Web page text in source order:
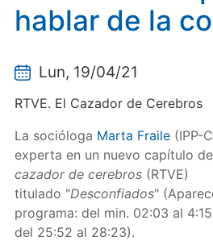
hablar de la
Lun, 19/04/21
RTVE. El Cazador de Cerebros
La socióloga Marta Fraile(IPP-
experta en un nuevo capítulo
cazador de cerebros(RTVE)
titulado "Desconfiados"
programa: del min. 02:03 al
del 25:52 al 28:23).